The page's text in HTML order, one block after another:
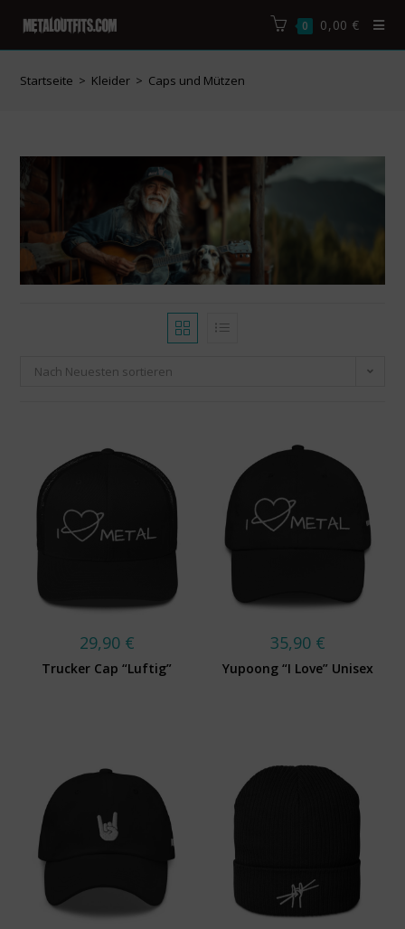
0 0,00 €
Startseite > Kleider > Caps und Mützen
Nach Neuesten sortieren
29,90 €
Trucker Cap “Luftig”
35,90 €
Yupoong “I Love” Unisex